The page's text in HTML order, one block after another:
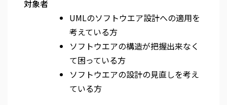
対象者
UMLのソフトウエア設計への適用を
考えている方
ソフトウエアの構造が把握出来なく
て困っている方
ソフトウエアの設計の見直しを考え
ている方